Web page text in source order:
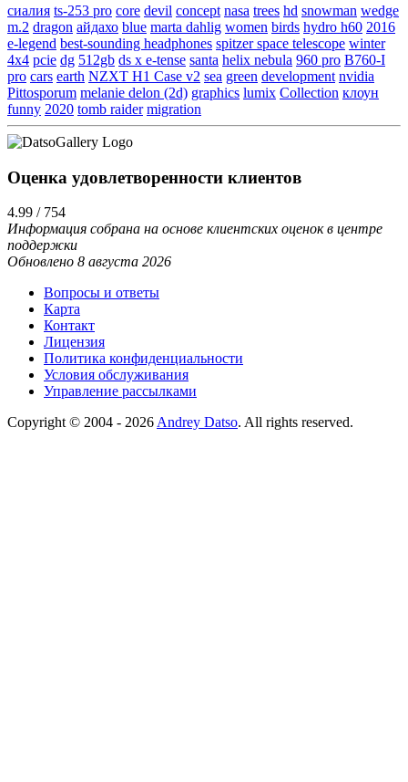
сиалия ts-253 pro core devil concept nasa trees hd snowman wedge
m.2 dragon айдахо blue marta dahlig women birds hydro h60 2016
e-legend best-sounding headphones spitzer space telescope winter
4x4 pcie dg 512gb ds x e-tense santa helix nebula 960 pro B760-I
pro cars earth NZXT H1 Case v2 sea green development nvidia
Pittosporum melanie delon (2d) graphics lumix Collection клоун
funny 2020 tomb raider migration
Оценка удовлетворенности клиентов
4.99 / 754
Информация собрана на основе клиентских оценок в центре
поддержки
Обновлено 8 августа 2026
Вопросы и ответы
Карта
Контакт
Лицензия
Политика конфиденциальности
Условия обслуживания
Управление рассылками
Copyright © 2004 - 2026Andrey Datso. All rights reserved.